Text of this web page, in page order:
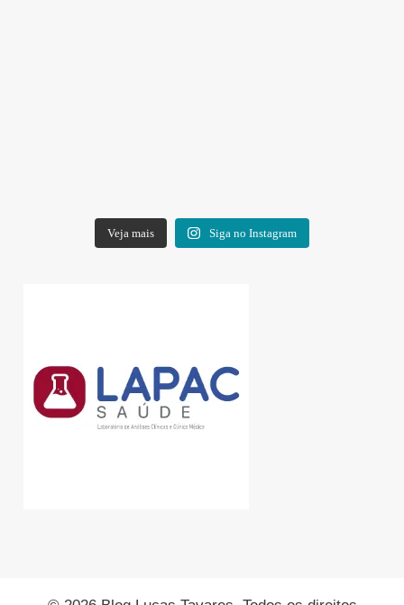
Veja mais Siga no Instagram